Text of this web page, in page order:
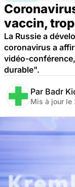
vaccin,
La Russie a
coronavirus a
vidéo-
durable".
Par Badr
Mis à jour le